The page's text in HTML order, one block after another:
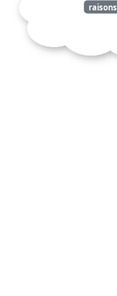
raisons